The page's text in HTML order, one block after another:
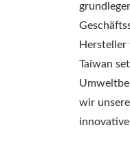
Hersteller
Taiwan
wir